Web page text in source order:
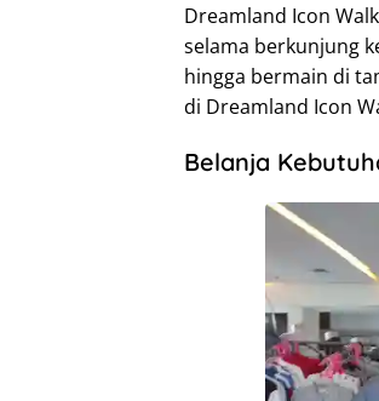
Dreamland Icon
selama berkunjung
hingga bermain di
di Dreamland Icon
Belanja